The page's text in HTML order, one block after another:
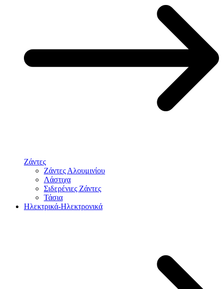
Ζάντες
Ζάντες Αλουμινίου
Λάστιχα
Σιδερένιες Ζάντες
Τάσια
Ηλεκτρικά-Ηλεκτρονικά